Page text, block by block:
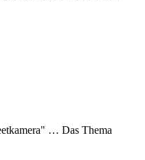
… Das Thema